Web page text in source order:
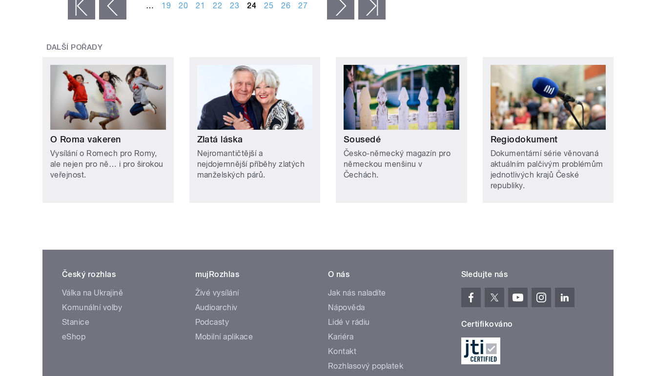
‹ předchozí … 19 20 21 22 23 24 25 26 27 následující ›
DALŠÍ POŘADY
O Roma vakeren
Vysílání o Romech pro Romy,
ale nejen pro ně… i pro širokou
veřejnost.
Zlatá láska
Nejromantičtější a
nejdojemnější příběhy zlatých
manželských párů.
Sousedé
Česko-německý magazín pro
německou menšinu v
Čechách.
Regiodokument
Dokumentární série věnovaná
aktuálním palčivým problémům
jednotlivých krajů České
republiky.
Český rozhlas
Válka na Ukrajině
Komunální volby
Stanice
eShop
mujRozhlas
Živé vysílání
Audioarchiv
Podcasty
Mobilní aplikace
O nás
Jak nás naladíte
Nápověda
Lidé v rádiu
Kariéra
Kontakt
Rozhlasový poplatek
Sledujte nás
Certifikováno